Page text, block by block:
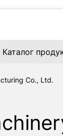
Каталог
Co., Ltd.